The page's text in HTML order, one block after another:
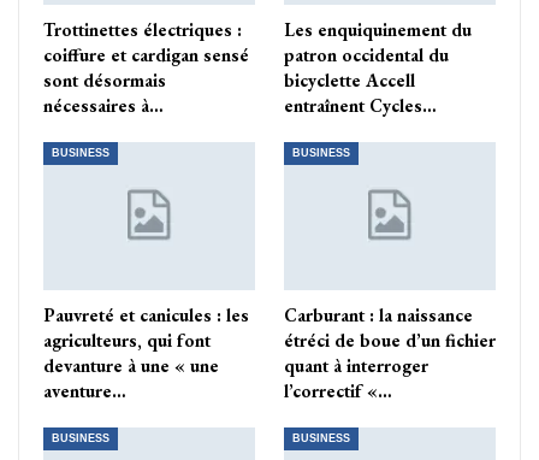
Trottinettes électriques :
coiffure et cardigan sensé
sont désormais
nécessaires à…
Les enquiquinement du
patron occidental du
bicyclette Accell
entraînent Cycles…
BUSINESS
Pauvreté et canicules : les
agriculteurs, qui font
devanture à une « une
aventure…
BUSINESS
Carburant : la naissance
étréci de boue d’un fichier
quant à interroger
l’correctif «…
BUSINESS BUSINESS